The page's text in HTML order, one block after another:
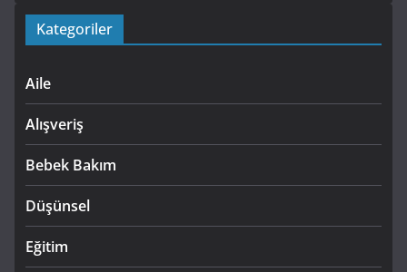
Kategoriler
Aile
Alışveriş
Bebek Bakım
Düşünsel
Eğitim